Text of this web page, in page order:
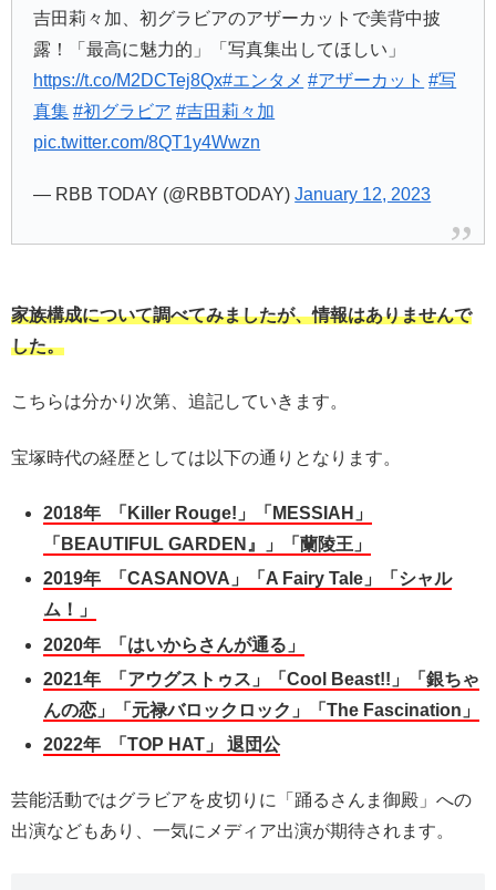
吉田莉々加、初グラビアのアザーカットで美背中披
露！「最高に魅力的」「写真集出してほしい」
https://t.co/M2DCTej8Qx#エンタメ #アザーカット #写
真集 #初グラビア #吉田莉々加
pic.twitter.com/8QT1y4Wwzn
— RBB TODAY (@RBBTODAY)January 12, 2023
家族構成について調べてみましたが、情報はありませんで
した。
こちらは分かり次第、追記していきます。
宝塚時代の経歴としては以下の通りとなります。
2018年 「Killer Rouge!」「MESSIAH」
「BEAUTIFUL GARDEN』」「蘭陵王」
2019年 「CASANOVA」「A Fairy Tale」「シャル
ム！」
2020年 「はいからさんが通る」
2021年 「アウグストゥス」「Cool Beast!!」「銀ちゃ
んの恋」「元禄バロックロック」「The Fascination」
2022年 「TOP HAT」 退団公
芸能活動ではグラビアを皮切りに「踊るさんま御殿」への
出演などもあり、一気にメディア出演が期待されます。